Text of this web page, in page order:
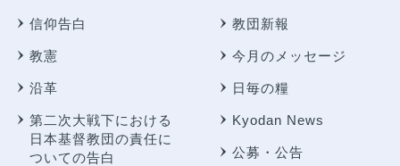
信仰告白
教憲
沿革
第二次大戦下における
日本基督教団の責任に
ついての告白
教団新報
今月のメッセージ
日毎の糧
Kyodan News
公募・公告